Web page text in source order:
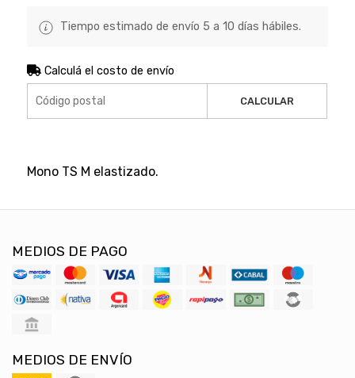
Tiempo estimado de envío 5 a 10 días hábiles.
Calculá el costo de envío
CALCULAR
Mono TS M elastizado.
MEDIOS DE PAGO
MEDIOS DE ENVÍO